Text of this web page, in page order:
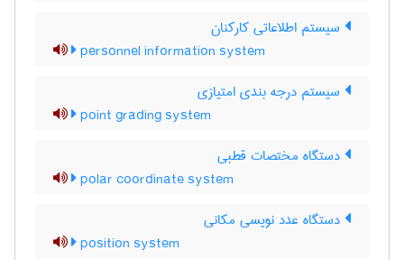
سیستم اطلاعاتی کارکنان
personnel information system
سیستم درجه بندی امتیازی
point grading system
دستگاه مختصات قطبی
polar coordinate system
دستگاه عدد نویسی مکانی
position system